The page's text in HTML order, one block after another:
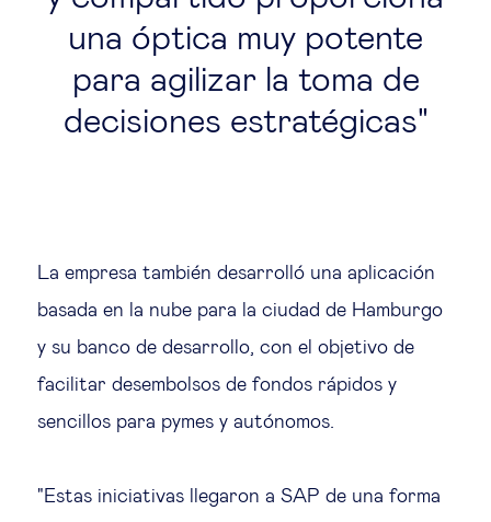
una óptica muy potente
para agilizar la toma de
decisiones estratégicas
La empresa también desarrolló una aplicación
basada en la nube para la ciudad de Hamburgo
y su banco de desarrollo, con el objetivo de
facilitar desembolsos de fondos rápidos y
sencillos para pymes y autónomos.
"Estas iniciativas llegaron a SAP de una forma